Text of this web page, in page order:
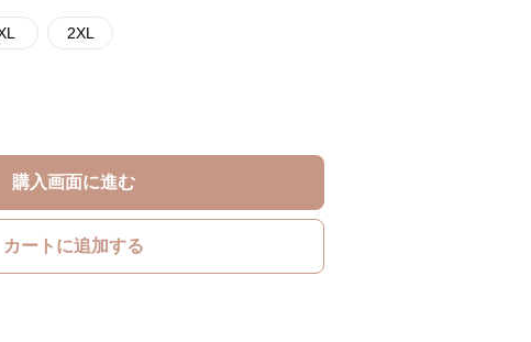
2XL
購入画面に進む
カートに追加する